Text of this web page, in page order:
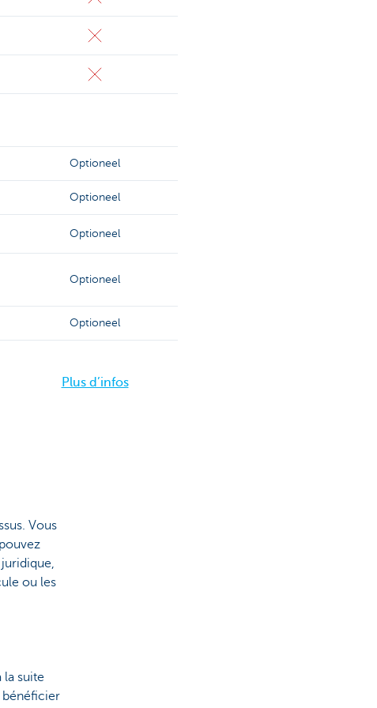
Optioneel
Optioneel
Optioneel
Optioneel
Optioneel
Plus d’infos
Vous
ou les
la suite
bénéficier